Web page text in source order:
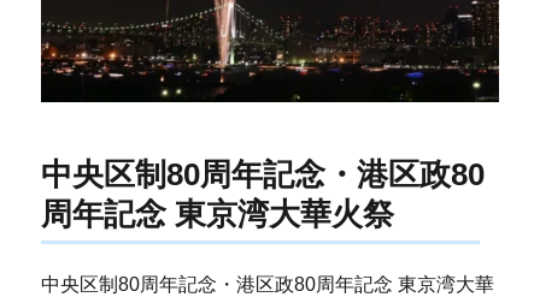
中央区制80周年記念・港区政80
周年記念 東京湾大華火祭
中央区制80周年記念・港区政80周年記念 東京湾大華